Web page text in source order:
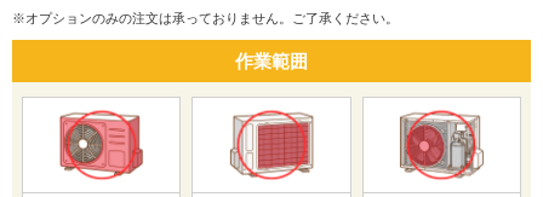
※オプションのみの注文は承っておりません。ご了承ください。
作業範囲